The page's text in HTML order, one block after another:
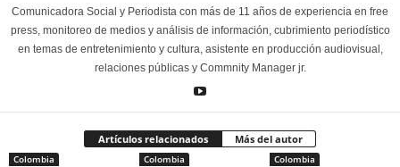
Comunicadora Social y Periodista con más de 11 años de experiencia en free
press, monitoreo de medios y análisis de información, cubrimiento periodístico
en temas de entretenimiento y cultura, asistente en producción audiovisual,
relaciones públicas y Commnity Manager jr.
Artículos relacionados Más del autor
Colombia Colombia Colombia